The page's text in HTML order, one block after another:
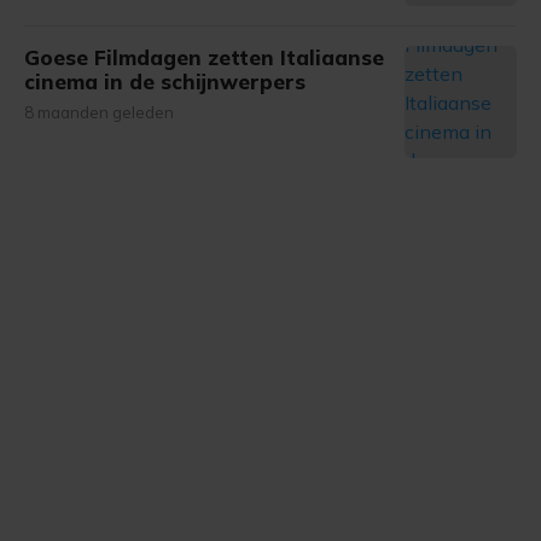
Goese Filmdagen zetten Italiaanse
cinema in de schijnwerpers
8 maanden geleden